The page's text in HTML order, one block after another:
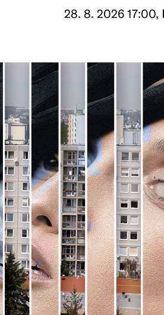
28. 8. 2026 17:00,